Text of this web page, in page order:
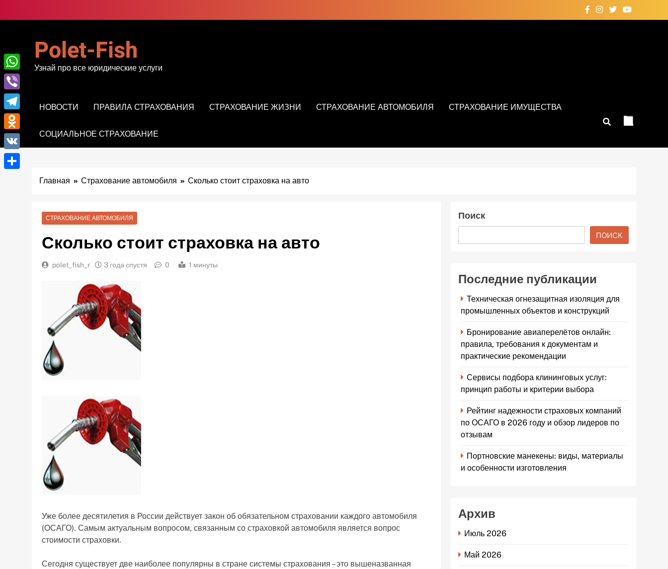
к
Polet-Fish
Узнай про все юридические услуги
НОВОСТИ ПРАВИЛА СТРАХОВАНИЯ СТРАХОВАНИЕ ЖИЗНИ СТРАХОВАНИЕ АВТОМОБИЛЯ СТРАХОВАНИЕ ИМУЩЕСТВА
СОЦИАЛЬНОЕ СТРАХОВАНИЕ
Главная Страхование автомобиля Сколько стоит страховка на авто
СТРАХОВАНИЕ АВТОМОБИЛЯ
Сколько стоит страховка на авто
polet_fish_r 3 года спустя 0 1 минуты
Уже более десятилетия в России действует закон об обязательном страховании каждого автомобиля
(ОСАГО). Самым актуальным вопросом, связанным со страховкой автомобиля является вопрос
стоимости страховки.
Сегодня существует две наиболее популярны в стране системы страхования – это вышеназванная
Поиск
ПОИСК
Последние публикации
Техническая огнезащитная изоляция для
промышленных объектов и конструкций
Бронирование авиаперелётов онлайн:
правила, требования к документам и
практические рекомендации
Сервисы подбора клининговых услуг:
принцип работы и критерии выбора
Рейтинг надежности страховых компаний
по ОСАГО в 2026 году и обзор лидеров по
отзывам
Портновские манекены: виды, материалы
и особенности изготовления
Архив
Июль 2026
Май 2026
WhatsApp
Viber
Telegram
Odnoklassniki
VK
Отправить